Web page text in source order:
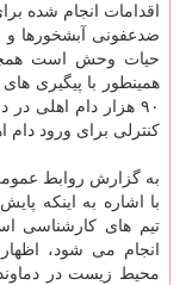
اقدامات انجام شده
ضدعفونی آبشخورها
حیات وحش است
همینطور با پیگیری
۹۰ هزار دام اهلی
کنترلی برای ورود
به گزارش روابط
با اشاره به اینکه
تیم های کارشناسی
انجام می شود،
محیط زیست در